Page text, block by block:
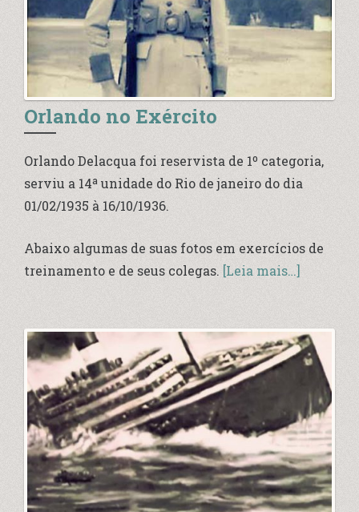
Orlando no Exército
Orlando Delacqua foi reservista de 1º categoria,
serviu a 14ª unidade do Rio de janeiro do dia
01/02/1935 à 16/10/1936.
Abaixo algumas de suas fotos em exercícios de
treinamento e de seus colegas. [Leia mais…]